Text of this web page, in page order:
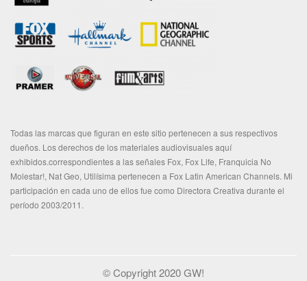
Todas las marcas que figuran en este sitio pertenecen a sus respectivos
dueños. Los derechos de los materiales audiovisuales aquí
exhibidos.correspondientes a las señales Fox, Fox Life, Franquicia No
Molestar!, Nat Geo, Utilísima pertenecen a Fox Latin American Channels. Mi
participación en cada uno de ellos fue como Directora Creativa durante el
período 2003/2011.
© Copyright 2020 GW!